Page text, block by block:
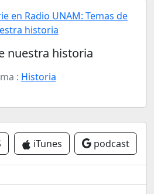
nuestra historia
: Historia
iTunes podcast